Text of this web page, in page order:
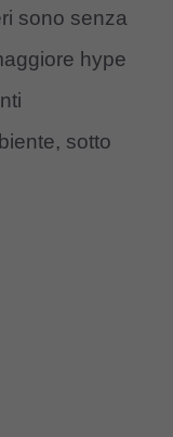
sono senza
hype
sotto